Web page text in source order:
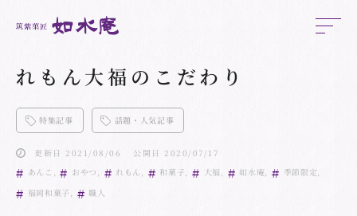
れもん大福のこだわり
特集記事 話題・人気記事
更新日 2021/08/06
公開日 2020/07/17
あんこ
おやつ れもん 和菓子 大福 如水庵
季節限定
福岡和菓子
職人